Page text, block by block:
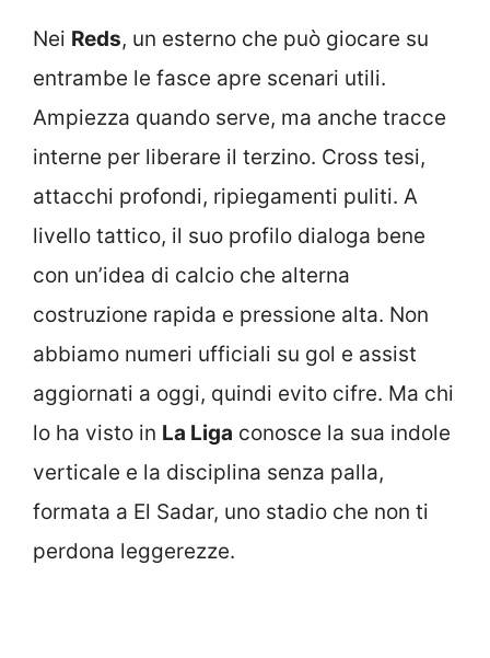
Nei Reds, un esterno che può giocare su
entrambe le fasce apre scenari utili.
Ampiezza quando serve, ma anche tracce
interne per liberare il terzino. Cross tesi,
attacchi profondi, ripiegamenti puliti. A
livello tattico, il suo profilo dialoga bene
con un’idea di calcio che alterna
costruzione rapida e pressione alta. Non
abbiamo numeri ufficiali su gol e assist
aggiornati a oggi, quindi evito cifre. Ma chi
lo ha visto in La Liga conosce la sua indole
verticale e la disciplina senza palla,
formata a El Sadar, uno stadio che non ti
perdona leggerezze.